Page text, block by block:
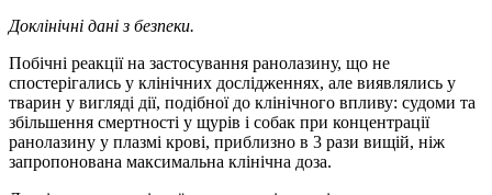
Доклінічні дані з безпеки.
Побічні реакції на застосування ранолазину, що не
спостерігались у клінічних дослідженнях, але виявлялись у
тварин у вигляді дії, подібної до клінічного впливу: судоми та
збільшення смертності у щурів і собак при концентрації
ранолазину у плазмі крові, приблизно в 3 рази вищій, ніж
запропонована максимальна клінічна доза.